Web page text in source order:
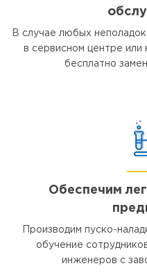
В случае любых
в сервисном центре или
бесплатно
Обеспечим
Производим пуско-
обучение
инженеров с